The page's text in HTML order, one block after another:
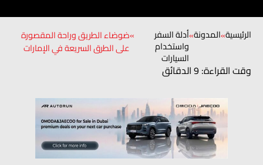
الرئيسية»المدونة»أدلة السفر
واستخدام
السيارات
»ضوضاء الطريق وراحة المقصورة
على الطرق السريعة في الإمارات
وقت القراءة: 9 الدقائق